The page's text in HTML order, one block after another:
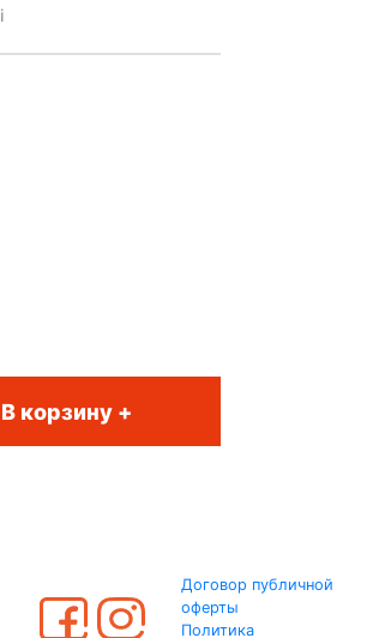
В корзину +
Договор публичной
оферты
Политика